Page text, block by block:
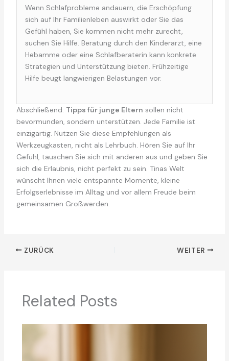
Wenn Schlafprobleme andauern, die Erschöpfung
sich auf Ihr Familienleben auswirkt oder Sie das
Gefühl haben, Sie kommen nicht mehr zurecht,
suchen Sie Hilfe. Beratung durch den Kinderarzt, eine
Hebamme oder eine Schlafberaterin kann konkrete
Strategien und Unterstützung bieten. Frühzeitige
Hilfe beugt langwierigen Belastungen vor.
Abschließend: Tipps für junge Eltern sollen nicht
bevormunden, sondern unterstützen. Jede Familie ist
einzigartig. Nutzen Sie diese Empfehlungen als
Werkzeugkasten, nicht als Lehrbuch. Hören Sie auf Ihr
Gefühl, tauschen Sie sich mit anderen aus und geben Sie
sich die Erlaubnis, nicht perfekt zu sein. Tinas Welt
wünscht Ihnen viele entspannte Momente, kleine
Erfolgserlebnisse im Alltag und vor allem Freude beim
gemeinsamen Großwerden.
ZURÜCK WEITER
Related Posts